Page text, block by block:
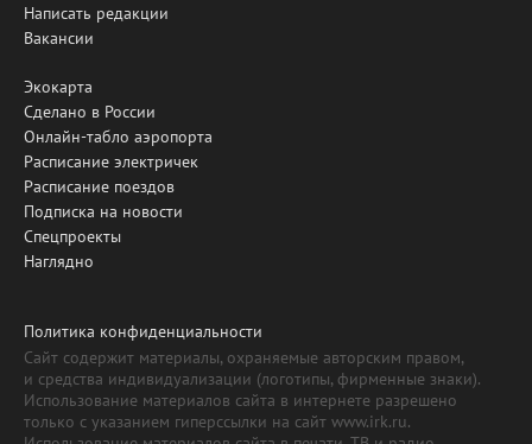
Написать редакции
Вакансии
Экокарта
Сделано в России
Онлайн-табло аэропорта
Расписание электричек
Расписание поездов
Подписка на новости
Спецпроекты
Наглядно
Политика конфиденциальности
Сайт содержит материалы, охраняемые авторским правом,
и средства индивидуализации (логотипы, фирменные знаки).
Использование материалов сайта в интернете разрешено
только с указанием гиперссылки на сайт www.irk.ru.